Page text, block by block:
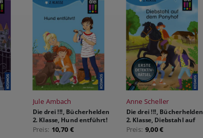
Jule Ambach
Die drei !!!, Bücherhelden
2. Klasse, Hund entführt!
Preis: 10,70 €
Anne Scheller
Die drei !!!, Bücherhelden
2. Klasse, Diebstahl auf
dem Ponyhof
Preis: 9,00 €